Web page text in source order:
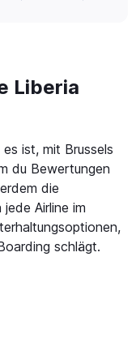
Liberia
ist, mit Brussels
du Bewertungen
die
Airline im
schlägt.